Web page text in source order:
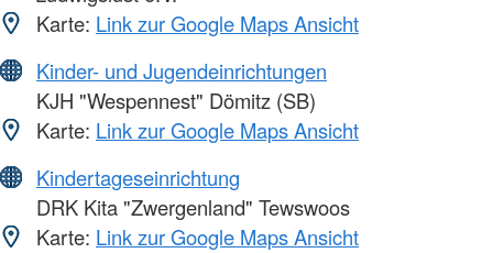
Karte: Link zur Google Maps Ansicht
Kinder- und Jugendeinrichtungen
KJH "Wespennest" Dömitz (SB)
Karte: Link zur Google Maps Ansicht
Kindertageseinrichtung
DRK Kita "Zwergenland" Tewswoos
Karte: Link zur Google Maps Ansicht